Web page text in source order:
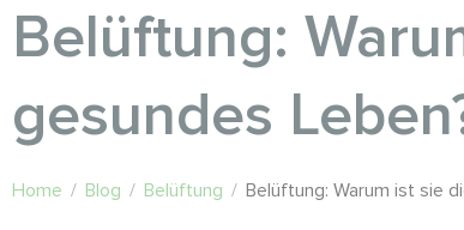
Belüftung:
gesundes
Home / Blog / Belüftung / Belüftung: Warum ist sie